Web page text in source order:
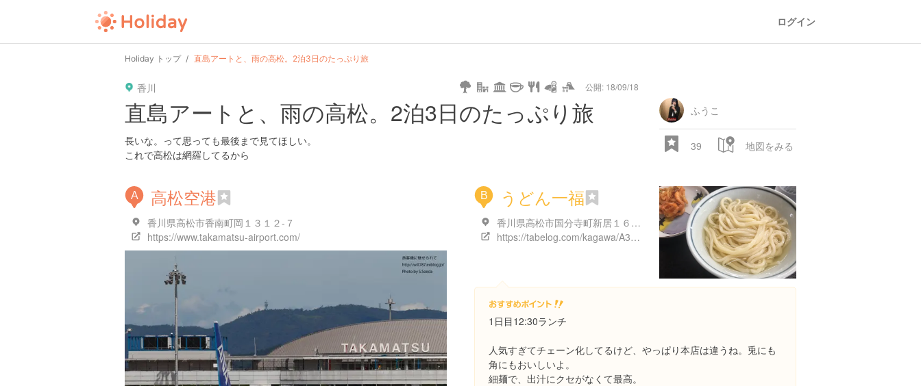
ログイン
Holiday トップ 直島アートと、雨の高松。2泊3日のたっぷり旅
香川 公開: 18/09/18
28.522 px
user pin tel time url star
直島アートと、雨の高松。2泊3日のたっぷり旅
長いな。って思っても最後まで見てほしい。
これで高松は網羅してるから
ふうこ
39 地図をみる
A 高松空港
香川県高松市香南町岡１３１２-７
https://www.takamatsu-airport.com/
B うどん一福
香川県高松市国分寺町新居１６９-１
https://tabelog.com/kagawa/A3701/A370101/37001209/
1日目12:30ランチ
人気すぎてチェーン化してるけど、やっぱり本店は違うね。兎にも
角にもおいしいよ。
細麺で、出汁にクセがなくて最高。